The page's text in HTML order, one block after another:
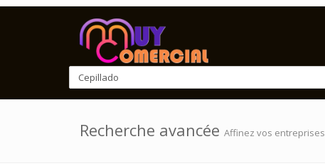
Recherche avancée Affinez vos entreprises